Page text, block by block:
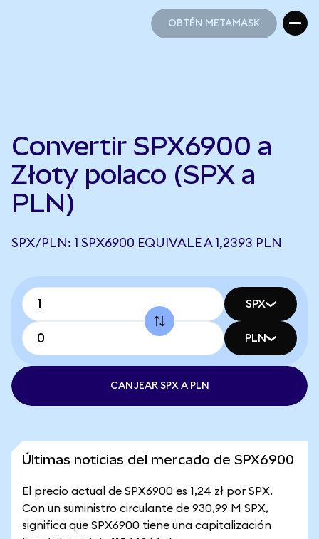
OBTÉN METAMASK
Convertir SPX6900 a
Złoty polaco (SPX a
PLN)
SPX/PLN: 1 SPX6900 EQUIVALE A 1,2393 PLN
SPX
PLN
CANJEAR SPX A PLN
Últimas noticias del mercado de SPX6900
El precio actual de SPX6900 es 1,24 zł por SPX.
Con un suministro circulante de 930,99 M SPX,
significa que SPX6900 tiene una capitalización